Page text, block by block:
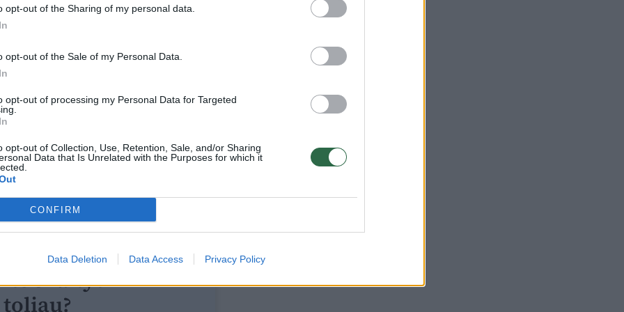
opt-out of the Sharing of my personal data.
opt-out of the Sale of my Personal Data.
opt-out of processing my Personal Data for Targeted
opt-out of Collection, Use, Retention, Sale, and/or Sharing
Data that Is Unrelated with the Purposes for which it
CONFIRM
Data Deletion Data Access Privacy Policy
piliečius ir įtelkti į naująjį sąjūdį. Dėl to,
kaip ji yra valdoma, niekas
čia patogiai ir komfortiškai. Tai yra
piliečių, sprendimai priimami
jėgos, kurios nariai neturėtų
net ir kalėjimo“, – kritikos negailėjo I.
pradėti „didįjį turą po Lietuvą“.
skaityti
toliau?